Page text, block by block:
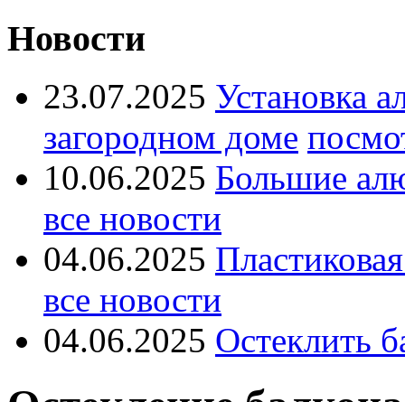
Новости
23.07.2025 Установка
загородном доме
10.06.2025 Большие
все новости
04.06.2025
все новости
04.06.2025 Остеклить